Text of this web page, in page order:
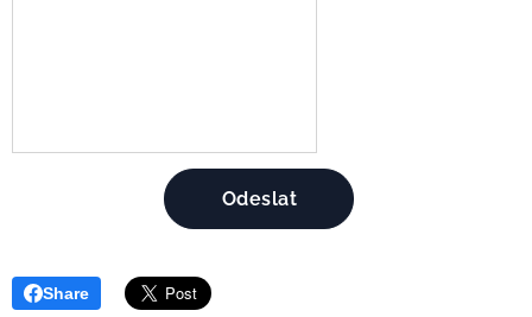
Odeslat
Share